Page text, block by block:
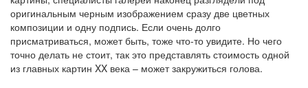
оригинальным черным изображением сразу две цветных
композиции и одну подпись. Если очень долго
присматриваться, может быть, тоже что-то увидите. Но чего
точно делать не стоит, так это представлять стоимость одной
из главных картин XX века – может закружиться голова.